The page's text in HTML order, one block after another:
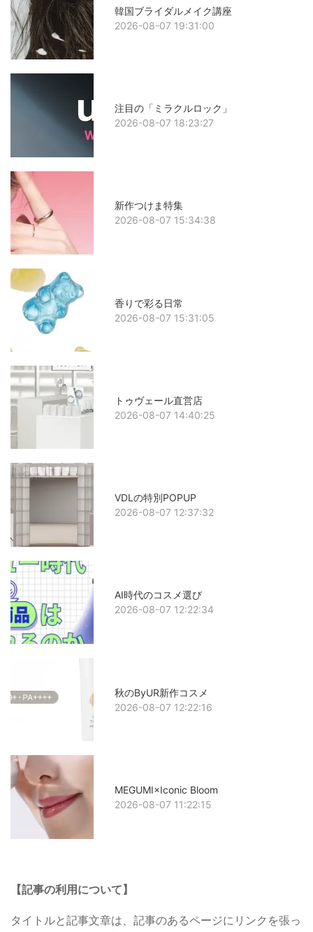
韓国ブライダルメイク講座
2026-08-07 19:31:00
注目の「ミラクルロック」
2026-08-07 18:23:27
新作つけま特集
2026-08-07 15:34:38
香りで彩る日常
2026-08-07 15:31:05
トゥヴェール直営店
2026-08-07 14:40:25
VDLの特別POPUP
2026-08-07 12:37:32
AI時代のコスメ選び
2026-08-07 12:22:34
秋のByUR新作コスメ
2026-08-07 12:22:16
MEGUMI×Iconic Bloom
2026-08-07 11:22:15
【記事の利用について】
タイトルと記事文章は、記事のあるページにリンクを張っ